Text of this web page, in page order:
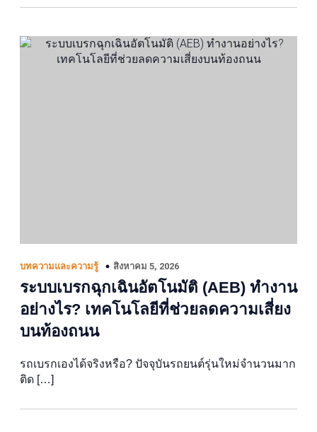
บทความและความรู้ สิงหาคม 5, 2026
ระบบเบรกฉุกเฉินอัตโนมัติ (AEB) ทำงาน
อย่างไร? เทคโนโลยีที่ช่วยลดความเสี่ยง
บนท้องถนน
รถเบรกเองได้จริงหรือ? ปัจจุบันรถยนต์รุ่นใหม่จำนวนมาก
ติด […]